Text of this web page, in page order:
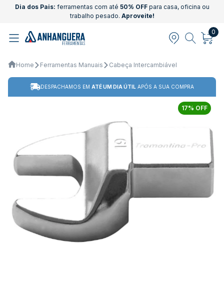
Dia dos Pais: ferramentas com até 50% OFFpara casa, oficina ou
trabalho pesado. Aproveite!
0
Home Ferramentas Manuais Cabeça Intercambiável
DESPACHAMOS EM ATÉ UM DIA ÚTIL APÓS A SUA COMPRA
17% OFF